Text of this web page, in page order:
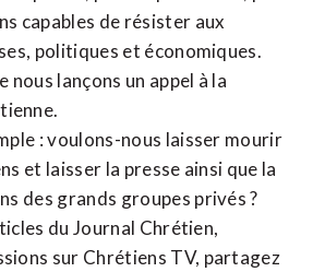
capables de résister aux
politiques et économiques.
nous lançons un appel à la
: voulons-nous laisser mourir
et laisser la presse ainsi que la
des grands groupes privés ?
du Journal Chrétien,
sur Chrétiens TV, partagez